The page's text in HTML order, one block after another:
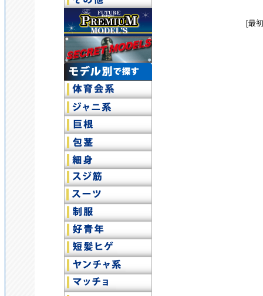
[最